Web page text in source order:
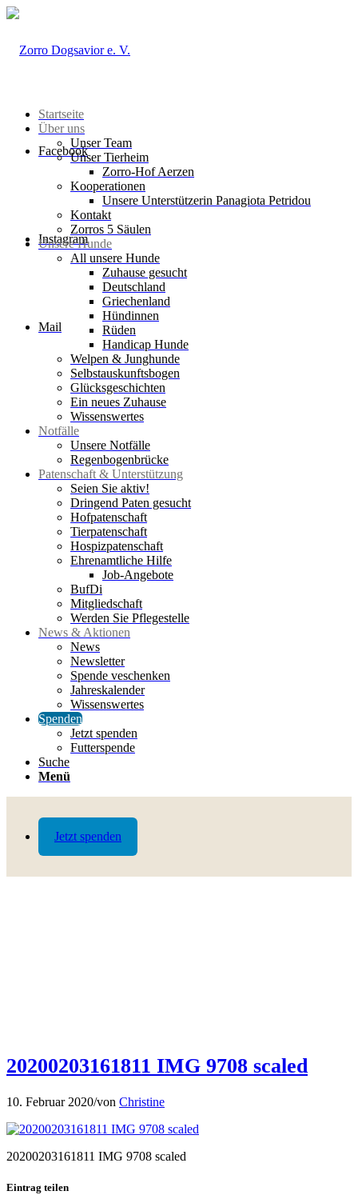
Jetzt spenden
Facebook
Instagram
Mail
Startseite
Über uns
Unser Team
Unser Tierheim
Zorro-Hof Aerzen
Kooperationen
Unsere Unterstützerin Panagiota Petridou
Kontakt
Zorros 5 Säulen
Unsere Hunde
All unsere Hunde
Zuhause gesucht
Deutschland
Griechenland
Hündinnen
Rüden
Handicap Hunde
Welpen & Junghunde
Selbstauskunftsbogen
Glücksgeschichten
Ein neues Zuhause
Wissenswertes
Notfälle
Unsere Notfälle
Regenbogenbrücke
Patenschaft & Unterstützung
Seien Sie aktiv!
Dringend Paten gesucht
Hofpatenschaft
Tierpatenschaft
Hospizpatenschaft
Ehrenamtliche Hilfe
Job-Angebote
BufDi
Mitgliedschaft
Werden Sie Pflegestelle
News & Aktionen
News
Newsletter
Spende veschenken
Jahreskalender
Wissenswertes
Spenden
Jetzt spenden
Futterspende
Suche
Menü
20200203161811 IMG 9708 scaled
10. Februar 2020/von Christine
20200203161811 IMG 9708 scaled
Eintrag teilen